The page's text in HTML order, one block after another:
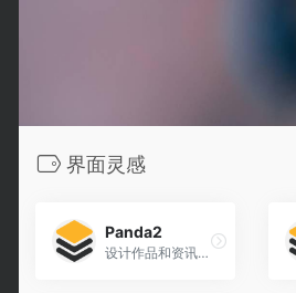
界面灵感
Panda2
设计作品和资讯文摘订阅平台